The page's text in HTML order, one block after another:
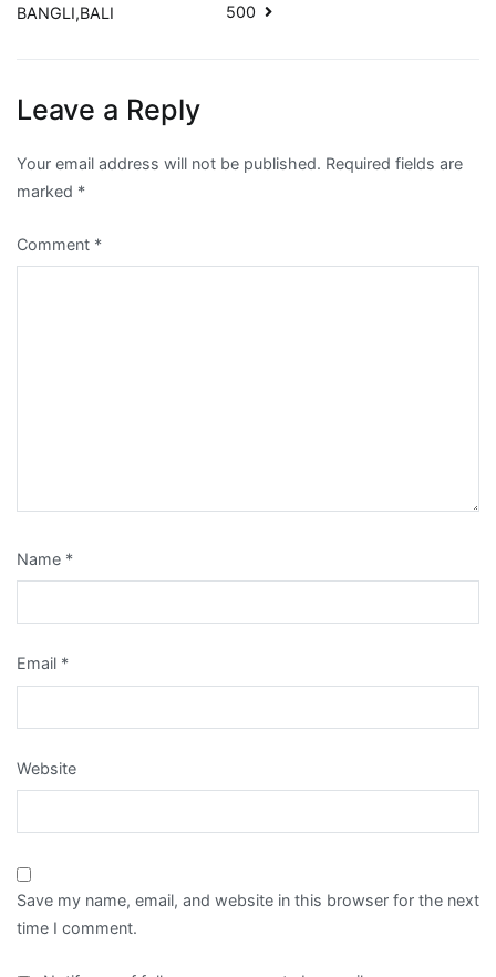
BANGLI,BALI
500
Leave a Reply
Your email address will not be published. Required fields are
marked *
Comment *
Name *
Email *
Website
Save my name, email, and website in this browser for the next
time I comment.